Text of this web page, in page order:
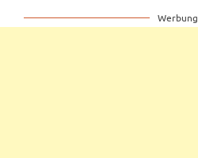
Werbung